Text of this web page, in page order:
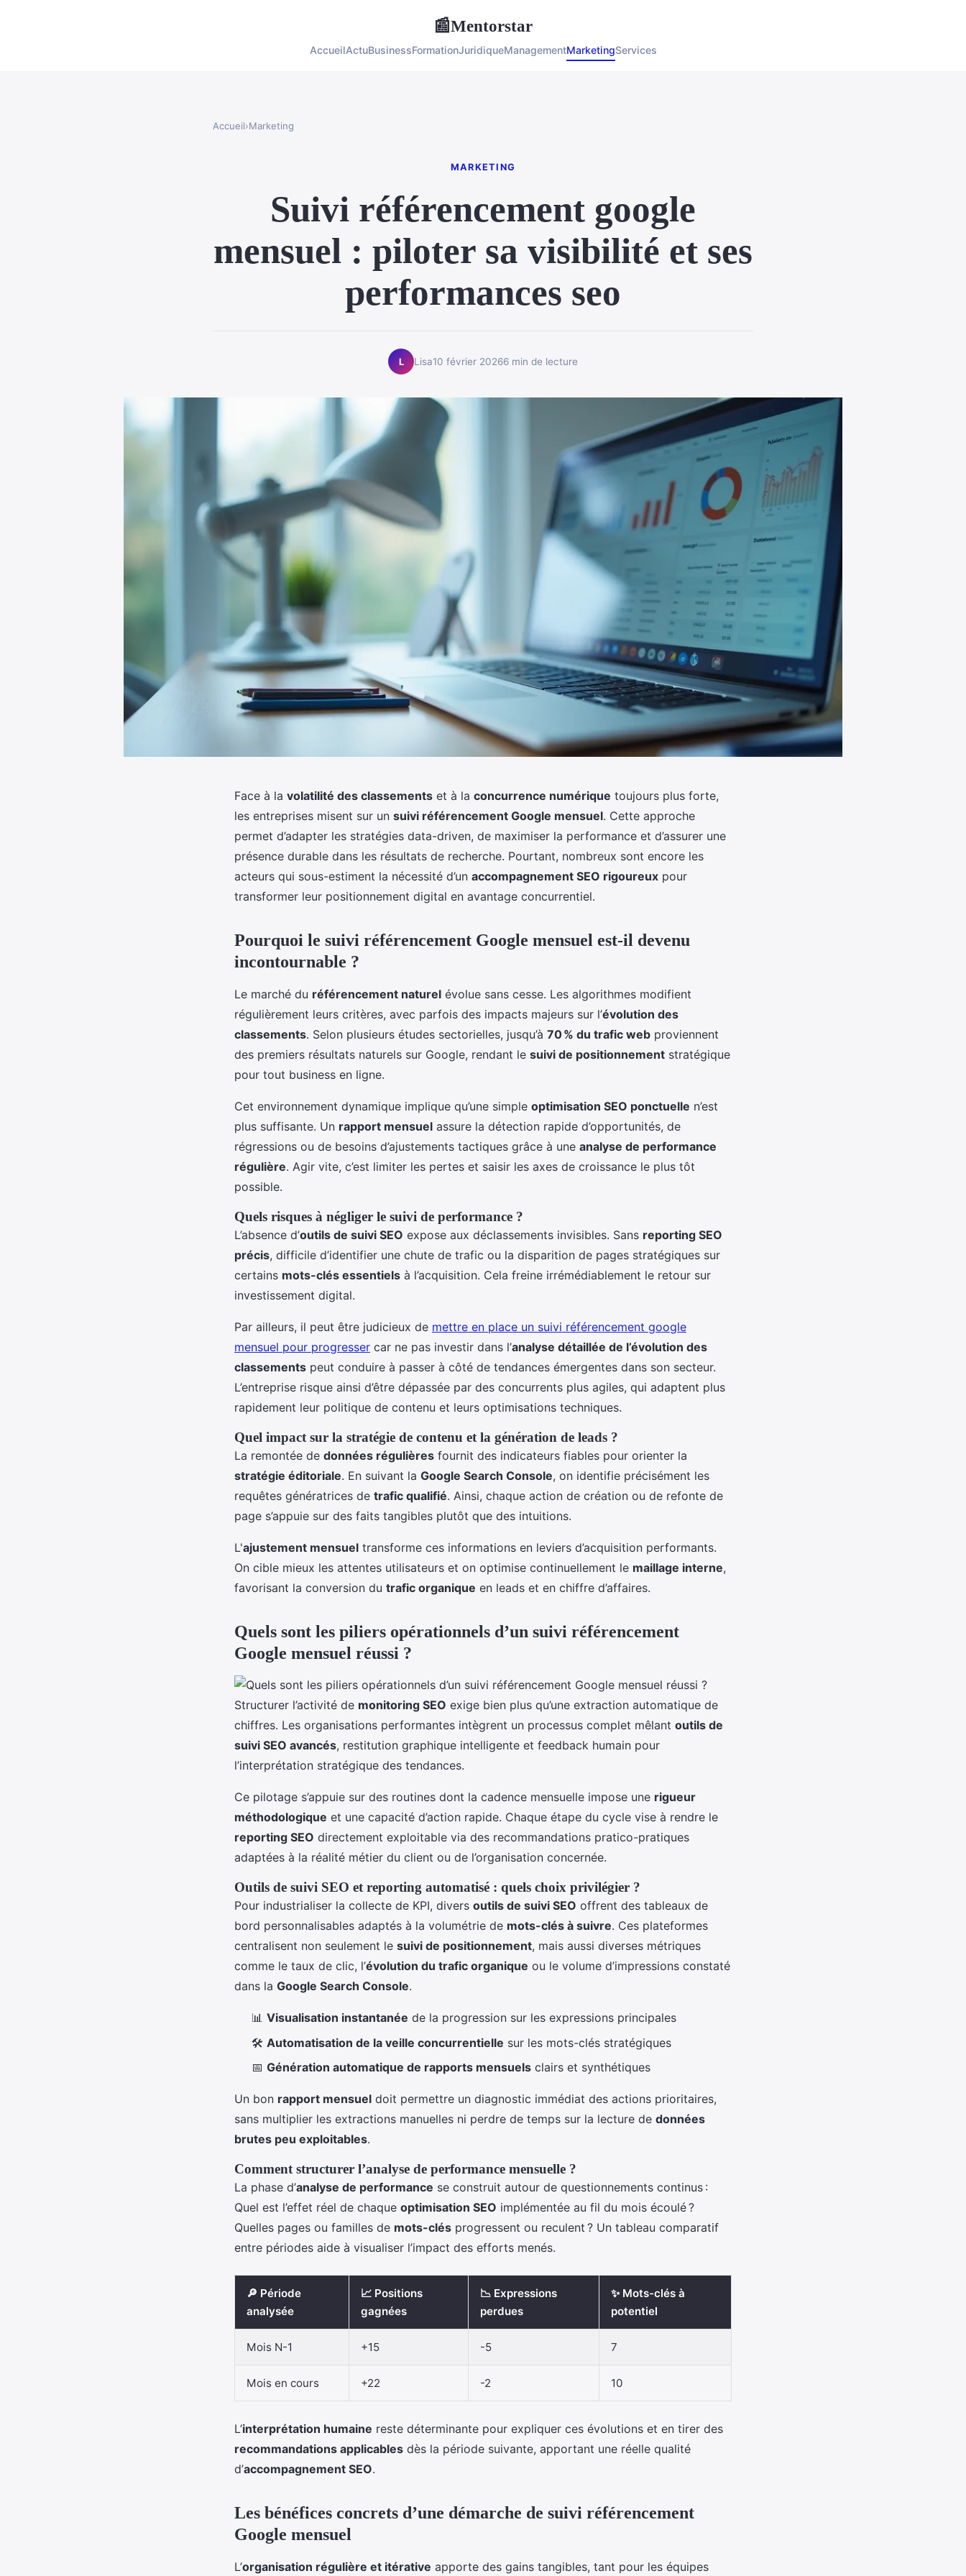
📰Mentorstar
AccueilActuBusinessFormationJuridiqueManagementMarketingServices
Accueil›Marketing
MARKETING
Suivi référencement google
mensuel : piloter sa visibilité et ses
performances seo
L Lisa10 février 20266 min de lecture
Face à la volatilité des classements et à la concurrence numérique toujours plus forte,
les entreprises misent sur un suivi référencement Google mensuel. Cette approche
permet d’adapter les stratégies data-driven, de maximiser la performance et d’assurer une
présence durable dans les résultats de recherche. Pourtant, nombreux sont encore les
acteurs qui sous-estiment la nécessité d’un accompagnement SEO rigoureux pour
transformer leur positionnement digital en avantage concurrentiel.
Pourquoi le suivi référencement Google mensuel est-il devenu
incontournable ?
Le marché du référencement naturel évolue sans cesse. Les algorithmes modifient
régulièrement leurs critères, avec parfois des impacts majeurs sur l’évolution des
classements. Selon plusieurs études sectorielles, jusqu’à 70 % du trafic web proviennent
des premiers résultats naturels sur Google, rendant le suivi de positionnement stratégique
pour tout business en ligne.
Cet environnement dynamique implique qu’une simple optimisation SEO ponctuelle n’est
plus suffisante. Un rapport mensuel assure la détection rapide d’opportunités, de
régressions ou de besoins d’ajustements tactiques grâce à une analyse de performance
régulière. Agir vite, c’est limiter les pertes et saisir les axes de croissance le plus tôt
possible.
Quels risques à négliger le suivi de performance ?
L’absence d’outils de suivi SEO expose aux déclassements invisibles. Sans reporting SEO
précis, difficile d’identifier une chute de trafic ou la disparition de pages stratégiques sur
certains mots-clés essentiels à l’acquisition. Cela freine irrémédiablement le retour sur
investissement digital.
Par ailleurs, il peut être judicieux de mettre en place un suivi référencement google
mensuel pour progresser car ne pas investir dans l’analyse détaillée de l’évolution des
classements peut conduire à passer à côté de tendances émergentes dans son secteur.
L’entreprise risque ainsi d’être dépassée par des concurrents plus agiles, qui adaptent plus
rapidement leur politique de contenu et leurs optimisations techniques.
Quel impact sur la stratégie de contenu et la génération de leads ?
La remontée de données régulières fournit des indicateurs fiables pour orienter la
stratégie éditoriale. En suivant la Google Search Console, on identifie précisément les
requêtes génératrices de trafic qualifié. Ainsi, chaque action de création ou de refonte de
page s’appuie sur des faits tangibles plutôt que des intuitions.
L'ajustement mensuel transforme ces informations en leviers d’acquisition performants.
On cible mieux les attentes utilisateurs et on optimise continuellement le maillage interne,
favorisant la conversion du trafic organique en leads et en chiffre d’affaires.
Quels sont les piliers opérationnels d’un suivi référencement
Google mensuel réussi ?
Structurer l’activité de monitoring SEO exige bien plus qu’une extraction automatique de
chiffres. Les organisations performantes intègrent un processus complet mêlant outils de
suivi SEO avancés, restitution graphique intelligente et feedback humain pour
l’interprétation stratégique des tendances.
Ce pilotage s’appuie sur des routines dont la cadence mensuelle impose une rigueur
méthodologique et une capacité d’action rapide. Chaque étape du cycle vise à rendre le
reporting SEO directement exploitable via des recommandations pratico-pratiques
adaptées à la réalité métier du client ou de l’organisation concernée.
Outils de suivi SEO et reporting automatisé : quels choix privilégier ?
Pour industrialiser la collecte de KPI, divers outils de suivi SEO offrent des tableaux de
bord personnalisables adaptés à la volumétrie de mots-clés à suivre. Ces plateformes
centralisent non seulement le suivi de positionnement, mais aussi diverses métriques
comme le taux de clic, l’évolution du trafic organique ou le volume d’impressions constaté
dans la Google Search Console.
📊 Visualisation instantanée de la progression sur les expressions principales
🛠️ Automatisation de la veille concurrentielle sur les mots-clés stratégiques
📅 Génération automatique de rapports mensuels clairs et synthétiques
Un bon rapport mensuel doit permettre un diagnostic immédiat des actions prioritaires,
sans multiplier les extractions manuelles ni perdre de temps sur la lecture de données
brutes peu exploitables.
Comment structurer l’analyse de performance mensuelle ?
La phase d’analyse de performance se construit autour de questionnements continus :
Quel est l’effet réel de chaque optimisation SEO implémentée au fil du mois écoulé ?
Quelles pages ou familles de mots-clés progressent ou reculent ? Un tableau comparatif
entre périodes aide à visualiser l’impact des efforts menés.
🔎 Période
analysée
📈 Positions
gagnées
📉 Expressions
perdues
✨ Mots-clés à
potentiel
Mois N-1 +15 -5 7
Mois en cours +22 -2 10
L’interprétation humaine reste déterminante pour expliquer ces évolutions et en tirer des
recommandations applicables dès la période suivante, apportant une réelle qualité
d’accompagnement SEO.
Les bénéfices concrets d’une démarche de suivi référencement
Google mensuel
L’organisation régulière et itérative apporte des gains tangibles, tant pour les équipes